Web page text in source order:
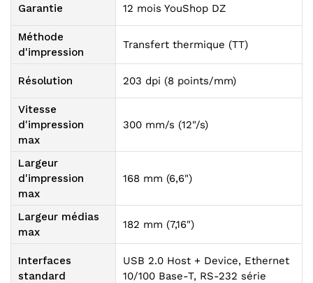
Garantie 12 mois YouShop DZ
Méthode
d'impression
Transfert thermique (TT)
Résolution 203 dpi (8 points/mm)
Vitesse
d'impression
max
300 mm/s (12"/s)
Largeur
d'impression
max
168 mm (6,6")
Largeur médias
max
182 mm (7,16")
Interfaces
standard
USB 2.0 Host + Device, Ethernet
10/100 Base-T, RS-232 série